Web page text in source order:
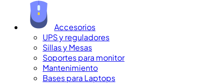
Accesorios
UPS y reguladores
Sillas y Mesas
Soportes para monitor
Mantenimiento
Bases para Laptops